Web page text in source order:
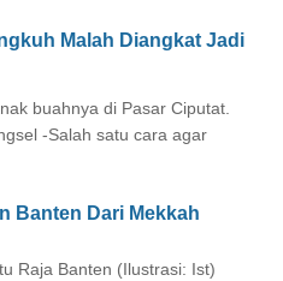
Malah Diangkat Jadi
buahnya di Pasar Ciputat.
-Salah satu cara agar
Banten Dari Mekkah
Raja Banten (Ilustrasi: Ist)